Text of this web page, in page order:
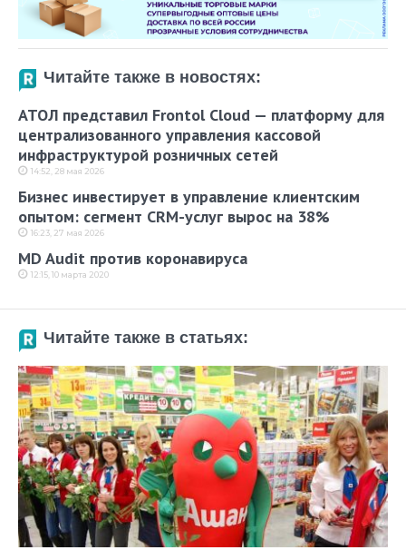
Читайте также в новостях:
АТОЛ представил Frontol Cloud — платформу для
централизованного управления кассовой
инфраструктурой розничных сетей
14:52, 28 мая 2026
Бизнес инвестирует в управление клиентским
опытом: сегмент CRM-услуг вырос на 38%
16:23, 27 мая 2026
MD Audit против коронавируса
12:15, 10 марта 2020
Читайте также в статьях: